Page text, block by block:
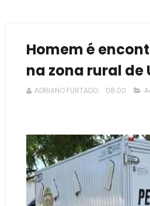
Homem é
na zona rural de
ADRIANO FURTADO 08:00